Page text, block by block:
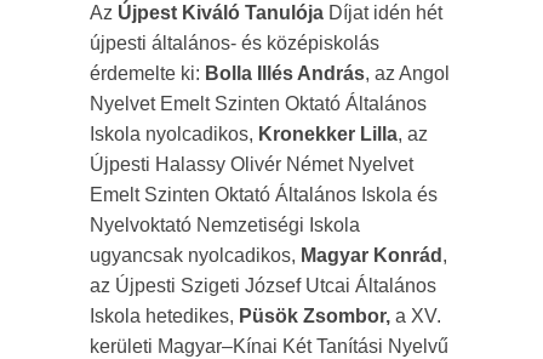
Az Újpest Kiváló Tanulója Díjat idén hét
újpesti általános- és középiskolás
érdemelte ki: Bolla Illés András, az Angol
Nyelvet Emelt Szinten Oktató Általános
Iskola nyolcadikos, Kronekker Lilla, az
Újpesti Halassy Olivér Német Nyelvet
Emelt Szinten Oktató Általános Iskola és
Nyelvoktató Nemzetiségi Iskola
ugyancsak nyolcadikos, Magyar Konrád ,
az Újpesti Szigeti József Utcai Általános
Iskola hetedikes, Püsök Zsombor, a XV.
kerületi Magyar–Kínai Két Tanítási Nyelvű